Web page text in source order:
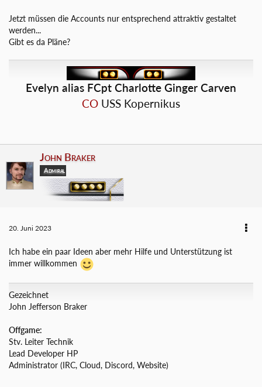
Jetzt müssen die Accounts nur entsprechend attraktiv gestaltet
werden...
Gibt es da Pläne?
Evelyn alias FCpt Charlotte Ginger Carven
CO USS Kopernikus
John Braker
Admiral
20. Juni 2023
Ich habe ein paar Ideen aber mehr Hilfe und Unterstützung ist
immer willkommen
Gezeichnet
John Jefferson Braker
Offgame:
Stv. Leiter Technik
Lead Developer HP
Administrator (IRC, Cloud, Discord, Website)